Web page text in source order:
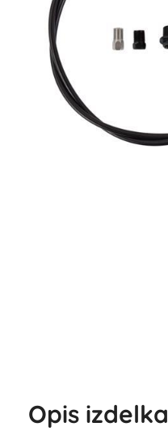
Opis izdelka